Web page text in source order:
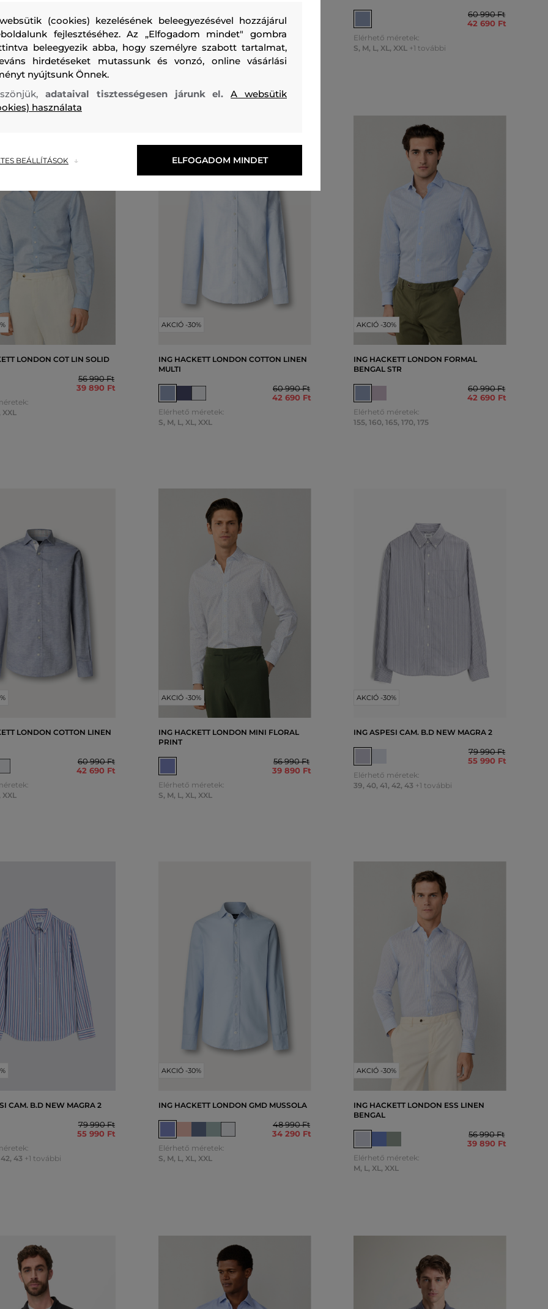
további
56 990 Ft
39 890 Ft
XXL
Elérhető méretek:
M, L, XL, XXL XXXL +1 további
60 990 Ft
42 690 Ft
Elérhető méretek:
S, M, L, XL, XXL +1 további
LONDON COT LIN SOLID
56 990 Ft
39 890 Ft
XXL
AKCIÓ -30%
ING HACKETT LONDON COTTON LINEN
MULTI
60 990 Ft
42 690 Ft
Elérhető méretek:
S, M, L, XL, XXL
AKCIÓ -30%
ING HACKETT LONDON FORMAL
BENGAL STR
60 990 Ft
42 690 Ft
Elérhető méretek:
155, 160, 165, 170, 175
LONDON COTTON LINEN
60 990 Ft
42 690 Ft
XXL
AKCIÓ -30%
ING HACKETT LONDON MINI FLORAL
PRINT
56 990 Ft
39 890 Ft
Elérhető méretek:
S, M, L, XL, XXL
AKCIÓ -30%
ING ASPESI CAM. B.D NEW MAGRA 2
79 990 Ft
55 990 Ft
Elérhető méretek:
39, 40, 41 , 42, 43 +1 további
CAM. B.D NEW MAGRA 2
79 990 Ft
55 990 Ft
42, 43 +1 további
AKCIÓ -30%
ING HACKETT LONDON GMD MUSSOLA
48 990 Ft
34 290 Ft
Elérhető méretek:
S, M, L, XL, XXL
AKCIÓ -30%
ING HACKETT LONDON ESS LINEN
BENGAL
56 990 Ft
39 890 Ft
Elérhető méretek:
M, L, XL, XXL
(cookies) kezelésének beleegyezésével hozzájárul
fejlesztéséhez. Az „Elfogadom mindet" gombra
beleegyezik abba, hogy személyre szabott tartalmat,
hirdetéseket mutassunk és vonzó, online vásárlási
nyújtsunk Önnek.
adataival tisztességesen járunk el.A websütik
használata
BEÁLLÍTÁSOK ELFOGADOM MINDET